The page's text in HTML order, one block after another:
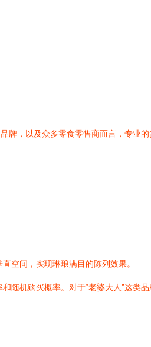
牌，以及众多零食零售商而言，专业的
空间，实现琳琅满目的陈列效果。
随机购买概率。对于“老婆大人”这类